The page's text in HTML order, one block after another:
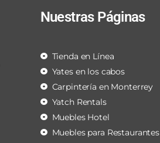
Nuestras Páginas
Tienda en Línea
Yates en los cabos
Carpintería en Monterrey
Yatch Rentals
Muebles Hotel
Muebles para Restaurantes